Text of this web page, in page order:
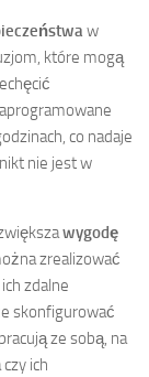
w
które mogą
co nadaje
nie jest w
wygodę
zrealizować
zdalne
skonfigurować
ze sobą, na
ich